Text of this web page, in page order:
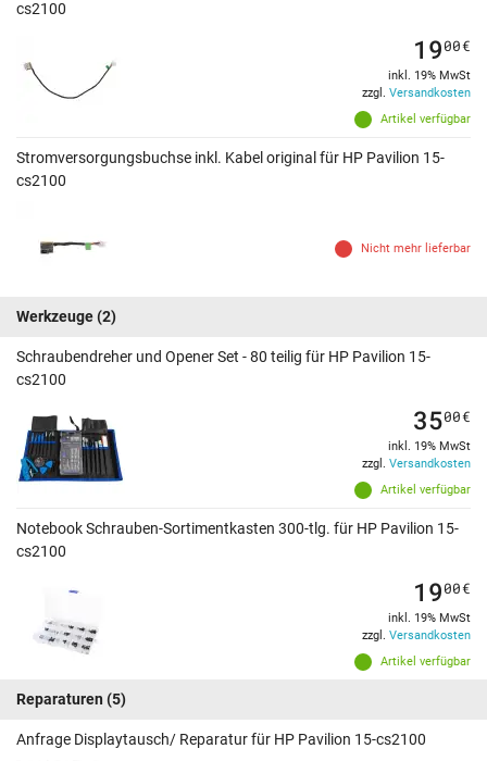
cs2100
Artikel verfügbar
1900€
inkl. 19% MwSt
zzgl. Versandkosten
Stromversorgungsbuchse inkl. Kabel original für HP Pavilion 15-
cs2100
Nicht mehr lieferbar
Werkzeuge(2)
Schraubendreher und Opener Set - 80 teilig für HP Pavilion 15-
cs2100
Artikel verfügbar
3500€
inkl. 19% MwSt
zzgl. Versandkosten
Notebook Schrauben-Sortimentkasten 300-tlg. für HP Pavilion 15-
cs2100
Artikel verfügbar
1900€
inkl. 19% MwSt
zzgl. Versandkosten
Reparaturen (5)
Anfrage Displaytausch/ Reparatur für HP Pavilion 15-cs2100